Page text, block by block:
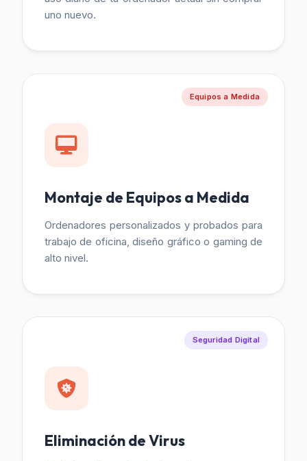
uno nuevo.
Equipos a Medida
Montaje de Equipos a Medida
Ordenadores personalizados y probados para
trabajo de oficina, diseño gráfico o gaming de
alto nivel.
Seguridad Digital
Eliminación de Virus